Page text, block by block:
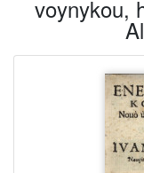
voynykou,